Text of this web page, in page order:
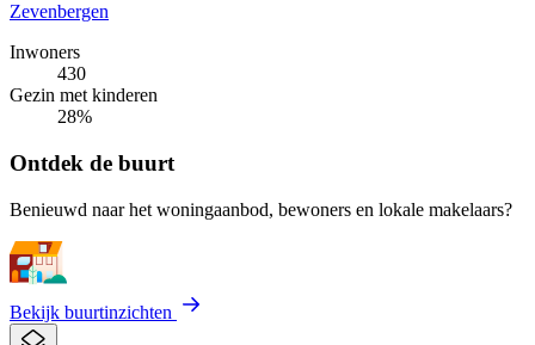
Zevenbergen
Inwoners
430
Gezin met kinderen
28%
Ontdek de buurt
Benieuwd naar het woningaanbod, bewoners en lokale makelaars?
Bekijk buurtinzichten